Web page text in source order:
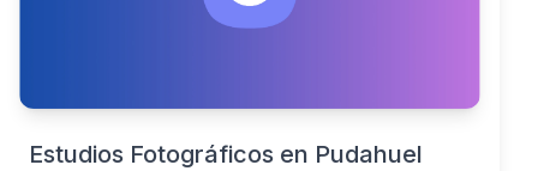
Estudios Fotográficos en Pudahuel